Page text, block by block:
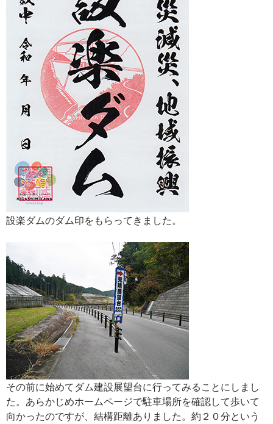
設楽ダムのダム印をもらってきました。
その前に始めてダム建設展望台に行ってみることにしまし
た。あらかじめホームページで駐車場所を確認して歩いて
向かったのですが、結構距離ありました。約２０分という